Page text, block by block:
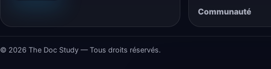
Communauté
© 2026 The Doc Study — Tous droits réservés.